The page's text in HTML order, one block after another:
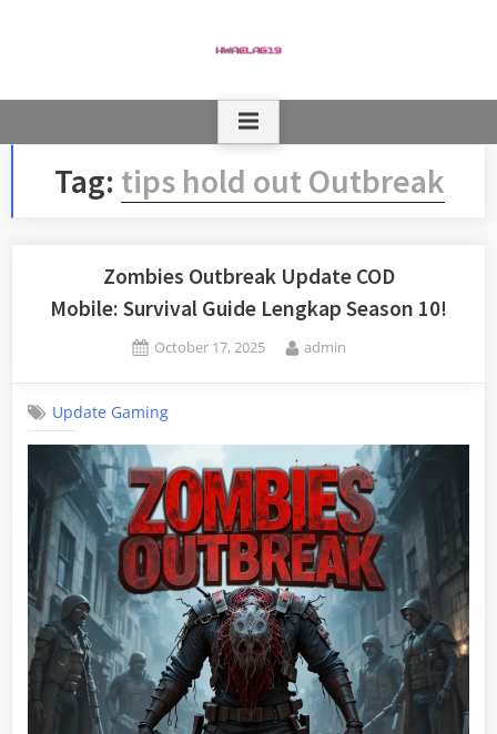
Tag: tips hold out Outbreak
Zombies Outbreak Update COD
Mobile: Survival Guide Lengkap Season 10!
Posted
October 17, 2025 By
admin
Update Gaming